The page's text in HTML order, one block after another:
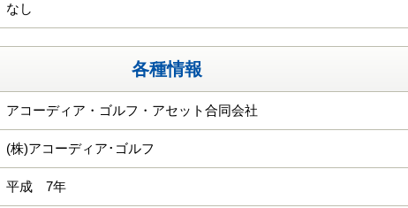
なし
各種情報
アコーディア・ゴルフ・アセット合同会社
(株)アコーディア･ゴルフ
平成 7年